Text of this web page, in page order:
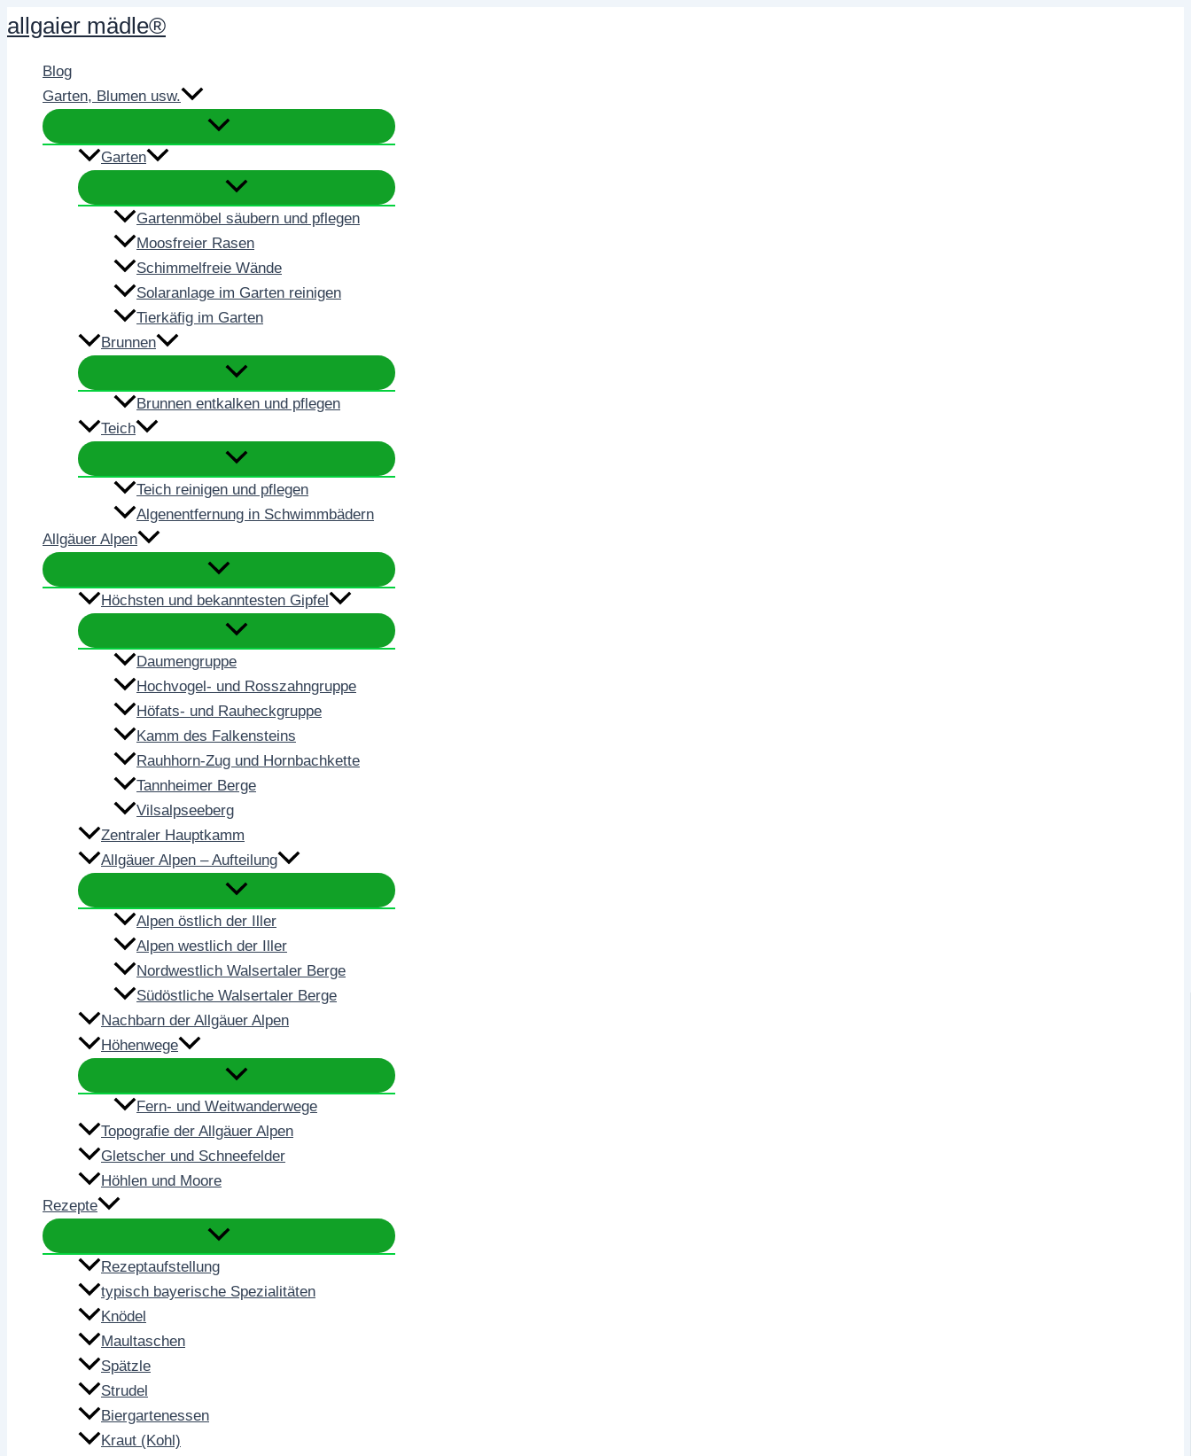
Zum
Inhalt
springen
allgaier mädle®
Blog
Garten, Blumen usw.
Garten
Gartenmöbel säubern und pflegen
Moosfreier Rasen
Schimmelfreie Wände
Solaranlage im Garten reinigen
Tierkäfig im Garten
Brunnen
Brunnen entkalken und pflegen
Teich
Teich reinigen und pflegen
Algenentfernung in Schwimmbädern
Allgäuer Alpen
Höchsten und bekanntesten Gipfel
Daumengruppe
Hochvogel- und Rosszahngruppe
Höfats- und Rauheckgruppe
Kamm des Falkensteins
Rauhhorn-Zug und Hornbachkette
Tannheimer Berge
Vilsalpseeberg
Zentraler Hauptkamm
Allgäuer Alpen – Aufteilung
Alpen östlich der Iller
Alpen westlich der Iller
Nordwestlich Walsertaler Berge
Südöstliche Walsertaler Berge
Nachbarn der Allgäuer Alpen
Höhenwege
Fern- und Weitwanderwege
Topografie der Allgäuer Alpen
Gletscher und Schneefelder
Höhlen und Moore
Rezepte
Rezeptaufstellung
typisch bayerische Spezialitäten
Knödel
Maultaschen
Spätzle
Strudel
Biergartenessen
Kraut (Kohl)